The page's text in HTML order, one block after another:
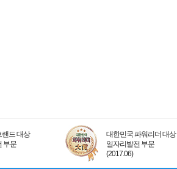
드 대상
부문
대한민국 파워리더 대상
일자리발전 부문
(2017.06)